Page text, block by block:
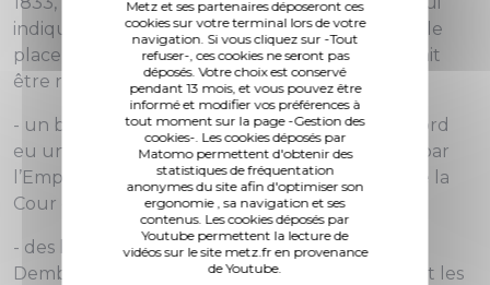
Metz et ses partenaires déposeront ces
cookies sur votre terminal lors de votre
navigation. Si vous cliquez sur -Tout
refuser-, ces cookies ne seront pas
déposés. Votre choix est conservé
pendant 13 mois, et vous pouvez être
informé et modifier vos préférences à
tout moment sur la page -Gestion des
cookies-. Les cookies déposés par
Matomo permettent d'obtenir des
statistiques de fréquentation
anonymes du site afin d'optimiser son
ergonomie , sa navigation et ses
contenus. Les cookies déposés par
Youtube permettent la lecture de
vidéos sur le site metz.fr en provenance
de Youtube.
indique que la place de l’Hôtel de Ville (l’actuelle
place d’Armes - Jacques-François Blondel) devait
être rebaptisée Place Napoléon ;
- un buste en cuivre de Napoléon - «Il y a d’abord
eu un buste créé par l’artiste Chadet et validé par
l’Empereur
», indique le directeur du Musée de la
Cour d’Or, qui a sorti cette pièce de sa réserve ;
- des lithographies de la Fabrique d’images de
Dembour et Gangel, à Metz, un imprimeur dont les